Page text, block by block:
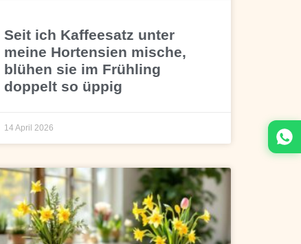
Seit ich Kaffeesatz unter
meine Hortensien mische,
blühen sie im Frühling
doppelt so üppig
14 April 2026